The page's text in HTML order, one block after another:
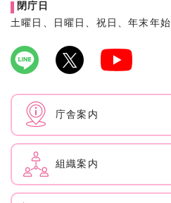
閉庁日
土曜日、日曜日、祝日、年末年始
庁舎案内
組織案内